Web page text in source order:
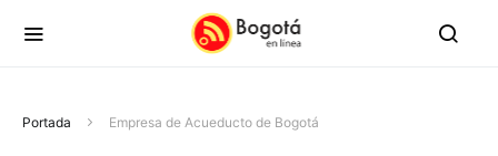
Portada Empresa de Acueducto de Bogotá